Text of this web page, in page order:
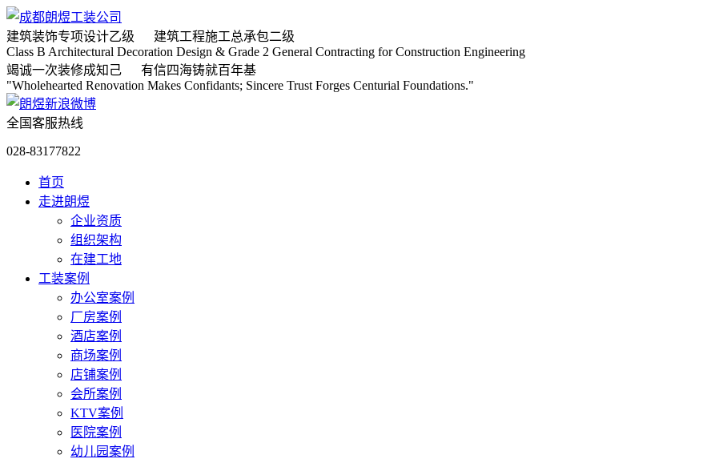
建筑装饰专项设计乙级 建筑工程施工总承包二级
Class B Architectural Decoration Design & Grade 2 General Contracting for Construction Engineering
竭诚一次装修成知己 有信四海铸就百年基
"Wholehearted Renovation Makes Confidants; Sincere Trust Forges Centurial Foundations."
全国客服热线
028-83177822
首页
走进朗煜
企业资质
组织架构
在建工地
工装案例
办公室案例
厂房案例
酒店案例
商场案例
店铺案例
会所案例
KTV案例
医院案例
幼儿园案例